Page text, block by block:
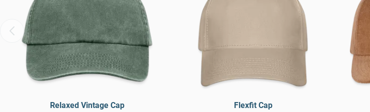
Relaxed Vintage Cap Flexfit Cap